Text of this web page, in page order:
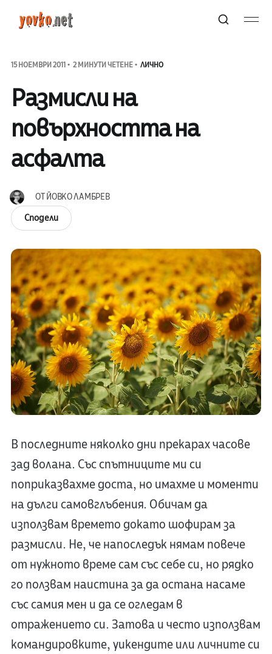
15 НОЕМВРИ 2011 2 МИНУТИ ЧЕТЕНЕ ЛИЧНО
Размисли на
повърхността на
асфалта
ОТЙОВКО ЛАМБРЕВ
Сподели
В последните няколко дни прекарах часове
зад волана. Със спътниците ми си
поприказвахме доста, но имахме и моменти
на дълги самовглъбения. Обичам да
използвам времето докато шофирам за
размисли. Не, че напоследък нямам повече
от нужното време сам със себе си, но рядко
го ползвам наистина за да остана насаме
със самия мен и да се огледам в
отражението си. Затова и често използвам
командировките, уикендите или личните си